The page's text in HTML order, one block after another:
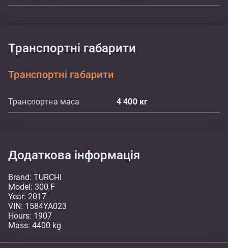
Транспортні габарити
Транспортні габарити
Транспортна маса 4 400 кг
Додаткова інформація
Brand: TURCHI
Model: 300 F
Year: 2017
VIN: 1584YA023
Hours: 1907
Mass: 4400 kg